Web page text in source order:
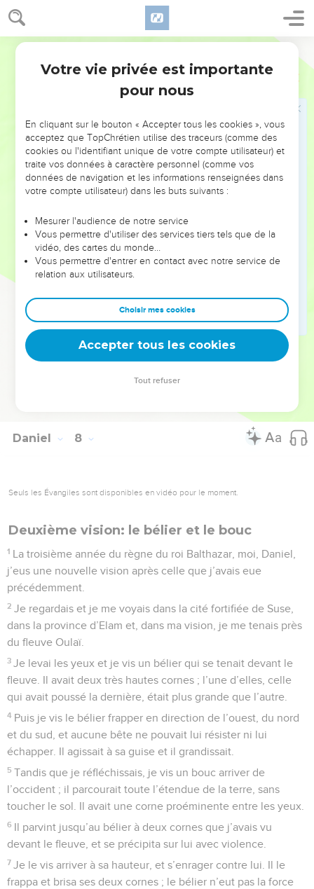
Daniel 7
Il sera différent de tous les royaumes précédents : il dévorera
le monde entier, le piétinera et le déchiquettera.
Les dix cornes représentent dix rois qui surgiront de ce
royaume. Un autre roi se lèvera après eux, il sera différent de
ses prédécesseurs. Il renversera trois rois.
Il proférera des paroles contre le Très-Haut, opprimera les
calendrier et la loi ; pendant trois temps et demi, le peuple
saint sera livré à sa merci.
Mais alors, la cour de justice siégera et on ôtera la
domination à ce roi pour l’exterminer et le faire périr
Le règne, la souveraineté et la grandeur de tous les
royaumes qui sont sous le ciel seront attribués aux membres
du peuple saint du Très-Haut. Le règne de ce peuple est
éternel, et toutes les puissances du monde le serviront et lui
Ici prend fin le récit. Quant à moi, Daniel, je fus très
effrayé par mes pensées et j’en devins blême. Je gardai ces
choses en mémoire.
La Bible Du Semeur Copyright © 1992, 1999 by Biblica, Inc.® Used by permission.
Daniel 8
Seuls les Évangiles sont disponibles en vidéo pour le moment.
Deuxième vision: le bélier et le bouc
1 La troisième année du règne du roi Balthazar, moi, Daniel,
j’eus une nouvelle vision après celle que j’avais eue
précédemment.
2 Je regardais et je me voyais dans la cité fortifiée de Suse,
dans la province d’Elam et, dans ma vision, je me tenais près
du fleuve Oulaï.
3 Je levai les yeux et je vis un bélier qui se tenait devant le
fleuve. Il avait deux très hautes cornes ; l’une d’elles, celle
qui avait poussé la dernière, était plus grande que l’autre.
4 Puis je vis le bélier frapper en direction de l’ouest, du nord
et du sud, et aucune bête ne pouvait lui résister ni lui
échapper. Il agissait à sa guise et il grandissait.
5 Tandis que je réfléchissais, je vis un bouc arriver de
l’occident ; il parcourait toute l’étendue de la terre, sans
toucher le sol. Il avait une corne proéminente entre les yeux.
6 Il parvint jusqu’au bélier à deux cornes que j’avais vu
devant le fleuve, et se précipita sur lui avec violence.
7 Je le vis arriver à sa hauteur, et s’enrager contre lui. Il le
frappa et brisa ses deux cornes ; le bélier n’eut pas la force
Votre vie privée est importante
pour nous
En cliquant sur le bouton « Accepter tous les cookies », vous
acceptez que TopChrétien utilise des traceurs (comme des
cookies ou l'identifiant unique de votre compte utilisateur) et
traite vos données à caractère personnel (comme vos
données de navigation et les informations renseignées dans
votre compte utilisateur) dans les buts suivants :
Mesurer l'audience de notre service
Vous permettre d'utiliser des services tiers tels que de la
vidéo, des cartes du monde…
Vous permettre d'entrer en contact avec notre service de
relation aux utilisateurs.
Choisir mes cookies
Accepter tous les cookies
Tout refuser